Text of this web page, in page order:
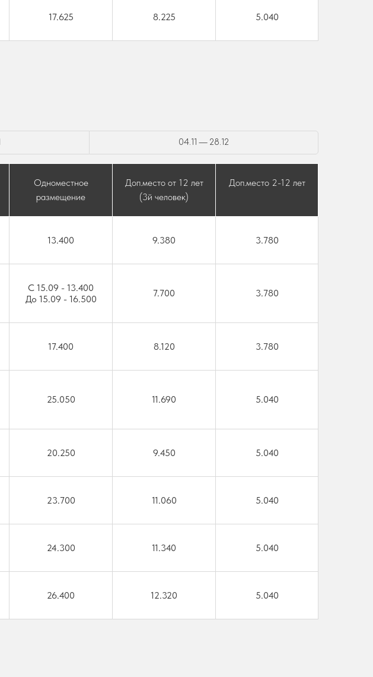
17.625 8.225 5.040
04.11 — 28.12
Одноместное
размещение
Доп.место от 12 лет
(3й человек)
Доп.место 2-12 лет
13.400 9.380 3.780
C 15.09 - 13.400
До 15.09 - 16.500
7.700 3.780
17.400 8.120 3.780
25.050 11.690 5.040
20.250 9.450 5.040
23.700 11.060 5.040
24.300 11.340 5.040
26.400 12.320 5.040